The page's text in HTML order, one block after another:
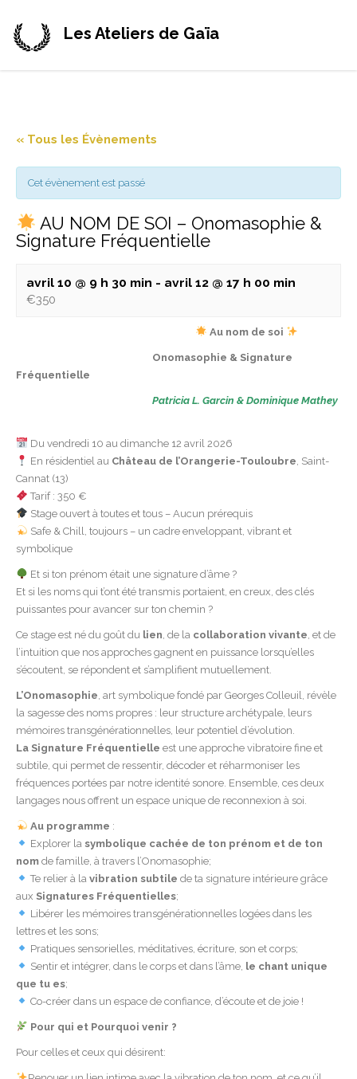
Les Ateliers de Gaïa
« Tous les Évènements
Cet évènement est passé
AU NOM DE SOI – Onomasophie &
Signature Fréquentielle
avril 10 @ 9 h 30 min - avril 12 @ 17 h 00 min
€350
Au nom de soi
Onomasophie & Signature
Fréquentielle
Patricia L. Garcin & Dominique Mathey
Du vendredi 10 au dimanche 12 avril 2026
En résidentiel au Château de l’Orangerie-Touloubre , Saint-
Cannat (13)
Tarif : 350 €
Stage ouvert à toutes et tous – Aucun prérequis
Safe & Chill, toujours – un cadre enveloppant, vibrant et
symbolique
Et si ton prénom était une signature d’âme ?
Et si les noms qui t’ont été transmis portaient, en creux, des clés
puissantes pour avancer sur ton chemin ?
Ce stage est né du goût du lien , de la collaboration vivante , et de
l’intuition que nos approches gagnent en puissance lorsqu’elles
s’écoutent, se répondent et s’amplifient mutuellement.
L’Onomasophie , art symbolique fondé par Georges Colleuil, révèle
la sagesse des noms propres : leur structure archétypale, leurs
mémoires transgénérationnelles, leur potentiel d’évolution.
La Signature Fréquentielle est une approche vibratoire fine et
subtile, qui permet de ressentir, décoder et réharmoniser les
fréquences portées par notre identité sonore. Ensemble, ces deux
langages nous offrent un espace unique de reconnexion à soi.
Au programme :
Explorer la symbolique cachée de ton prénom et de ton
nom de famille, à travers l’Onomasophie;
Te relier à la vibration subtile de ta signature intérieure grâce
aux Signatures Fréquentielles;
Libérer les mémoires transgénérationnelles logées dans les
lettres et les sons;
Pratiques sensorielles, méditatives, écriture, son et corps;
Sentir et intégrer, dans le corps et dans l’âme, le chant unique
que tu es;
Co-créer dans un espace de confiance, d’écoute et de joie !
Pour qui et Pourquoi venir ?
Pour celles et ceux qui désirent: